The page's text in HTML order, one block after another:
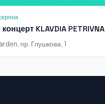
KLAVDIA PETRIVNA
пр. Глушкова, 1